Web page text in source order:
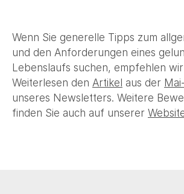
Wenn Sie generelle Tipps zum
und den Anforderungen eines
Lebenslaufs suchen, empfehlen
Weiterlesen den Artikel aus der
unseres Newsletters. Weitere
finden Sie auch auf unserer